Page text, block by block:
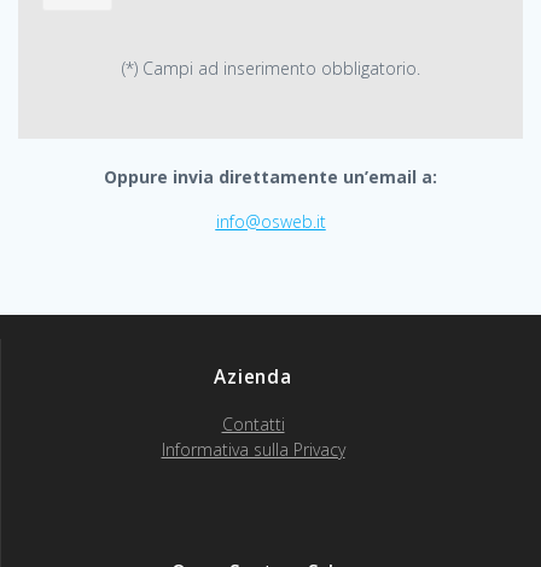
(*) Campi ad inserimento obbligatorio.
Oppure invia direttamente un’email a:
info@osweb.it
Azienda
Contatti
Informativa sulla Privacy